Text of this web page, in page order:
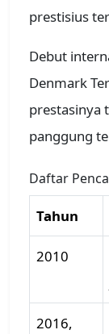
prestisius
Debut
Denmark
prestasinya
panggung
Daftar
Tahun
2010
2016,